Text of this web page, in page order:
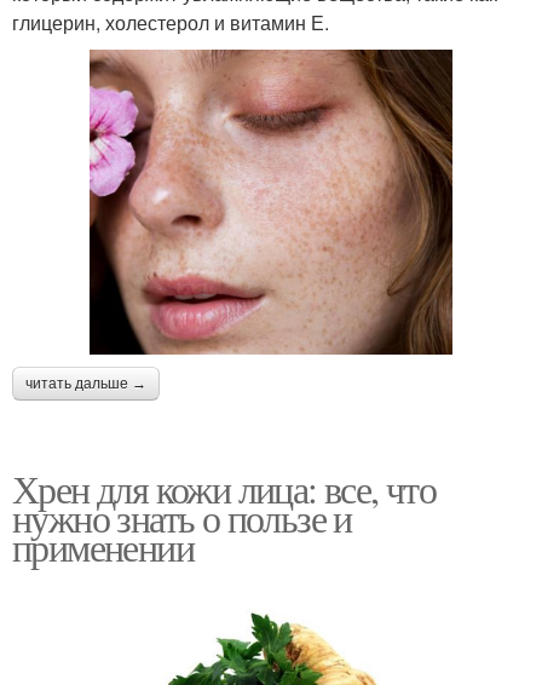
глицерин, холестерол и витамин Е.
читать дальше →
Хрен для кожи лица: все, что
нужно знать о пользе и
применении